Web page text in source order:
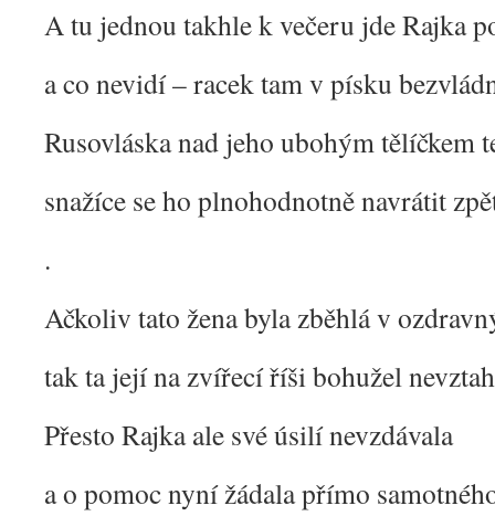
A tu jednou takhle k večeru jde Rajka
a co nevidí – racek tam v písku
Rusovláska nad jeho ubohým tělíčkem
snažíce se ho plnohodnotně navrátit
.
Ačkoliv tato žena byla zběhlá v
tak ta její na zvířecí říši bohužel
Přesto Rajka ale své úsilí nevzdávala
a o pomoc nyní žádala přímo